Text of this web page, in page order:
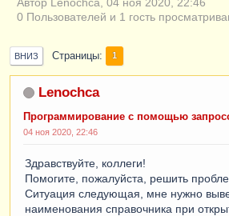
0 Пользователей и 1 гость
ВНИЗ Страницы 1
Lenochca
Программирование с помощью
04 ноя 2020, 22:46
Здравствуйте, коллеги!
Помогите, пожалуйста, решить
Ситуация следующая, мне нужно
наименования справочника при